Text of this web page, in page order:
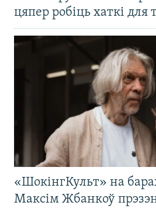
цяпер робіць хаткі для
«ШокінгКульт» на
Максім Жбанкоў